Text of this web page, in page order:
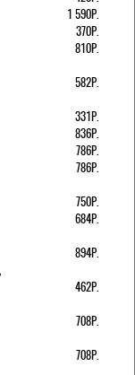
1 590Р.
370Р.
810Р.
582Р.
331Р.
836Р.
786Р.
786Р.
750Р.
684Р.
894Р.
462Р.
708Р.
708Р.